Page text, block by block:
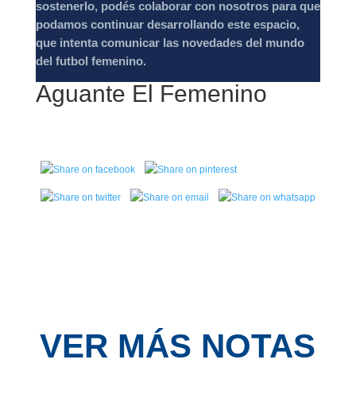
sostenerlo, podés colaborar con nosotros para que
podamos continuar desarrollando este espacio,
que intenta comunicar las novedades del mundo
del futbol femenino.
Aguante El Femenino
VER MÁS NOTAS